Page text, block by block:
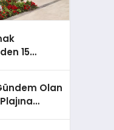
15
Olan